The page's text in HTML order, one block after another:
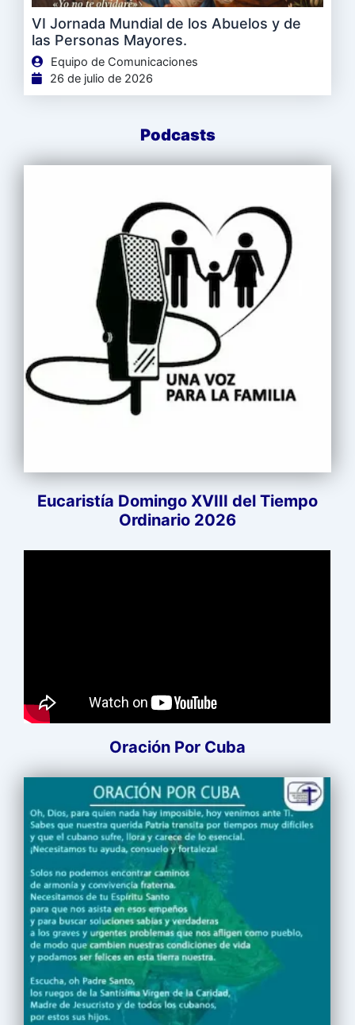
VI Jornada Mundial de los Abuelos y de
las Personas Mayores.
Equipo de Comunicaciones
26 de julio de 2026
Podcasts
Eucaristía Domingo XVIII del Tiempo
Ordinario 2026
Oración Por Cuba